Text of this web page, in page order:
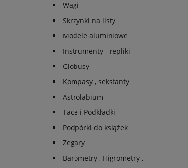
Wagi
Skrzynki na listy
Modele aluminiowe
Instrumenty - repliki
Globusy
Kompasy , sekstanty
Astrolabium
Tace i Podkładki
Podpórki do książek
Zegary
Barometry , Higrometry ,